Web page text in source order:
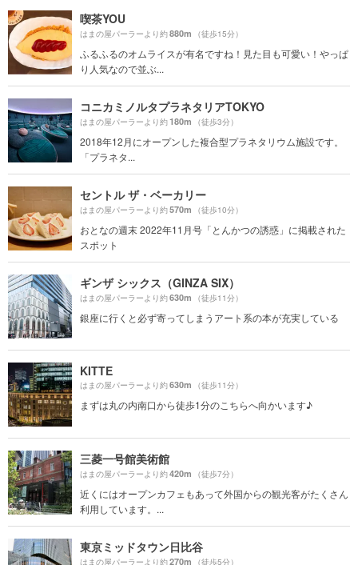
喫茶YOU
はまの屋パーラーより約880m （徒歩15分）
ふるふるのオムライスが有名ですね！見た目も可愛い！やっぱ
り人気なので並ぶ...
コニカミノルタプラネタリアTOKYO
はまの屋パーラーより約180m （徒歩3分）
2018年12月にオープンした複合型プラネタリウム施設です。
「プラネタ...
セントル ザ・ベーカリー
はまの屋パーラーより約570m （徒歩10分）
おとなの週末 2022年11月号「とんかつの誘惑」に掲載された
スポット
ギンザ シックス（GINZA SIX）
はまの屋パーラーより約630m （徒歩11分）
銀座に行くと必ず寄ってしまうアート系の本が充実している
KITTE
はまの屋パーラーより約630m （徒歩11分）
まずは丸の内南口から徒歩1分のこちらへ向かいます♪
三菱一号館美術館
はまの屋パーラーより約420m （徒歩7分）
近くにはオープンカフェもあって外国からの観光客がたくさん
利用しています。...
東京ミッドタウン日比谷
はまの屋パーラーより約270m （徒歩5分）